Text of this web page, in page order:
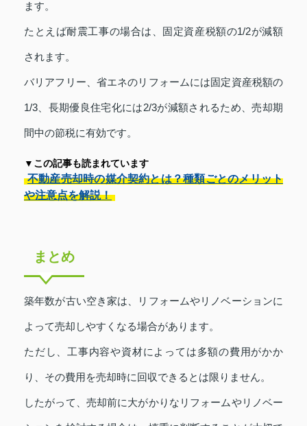
ます。
たとえば耐震工事の場合は、固定資産税額の1/2が減額
されます。
バリアフリー、省エネのリフォームには固定資産税額の
1/3、長期優良住宅化には2/3が減額されるため、売却期
間中の節税に有効です。
▼この記事も読まれています
不動産売却時の媒介契約とは？種類ごとのメリット
や注意点を解説！
まとめ
築年数が古い空き家は、リフォームやリノベーションに
よって売却しやすくなる場合があります。
ただし、工事内容や資材によっては多額の費用がかか
り、その費用を売却時に回収できるとは限りません。
したがって、売却前に大がかりなリフォームやリノベー